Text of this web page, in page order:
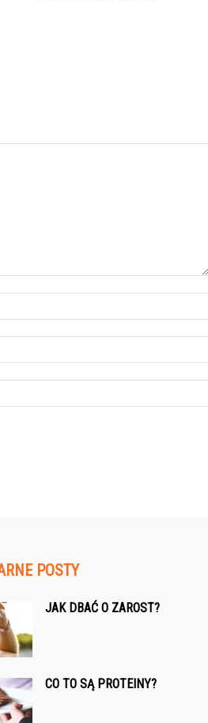
POSTY
JAK DBAĆ O ZAROST?
CO TO SĄ PROTEINY?